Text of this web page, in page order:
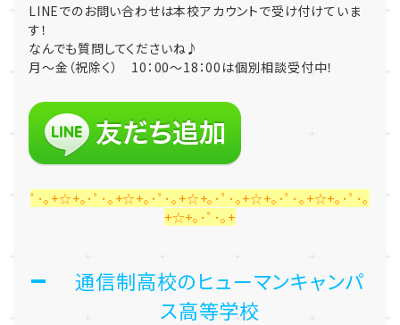
LINEでのお問い合わせは本校アカウントで受け付けていま
す！
なんでも質問してくださいね♪
月～金（祝除く） 10：00～18：00は個別相談受付中！
ﾟ･｡+☆+｡･ﾟ･｡+☆+｡･ﾟ･｡+☆+｡･ﾟ･｡+☆+｡･ﾟ･｡+☆+｡･ﾟ･｡
+☆+｡･ﾟ･｡+
通信制高校のヒューマンキャンパ
ス高等学校